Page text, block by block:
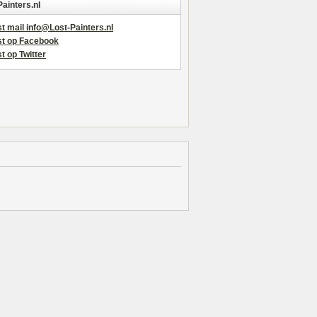
mail info@Lost-Painters.nl
op Facebook
op Twitter